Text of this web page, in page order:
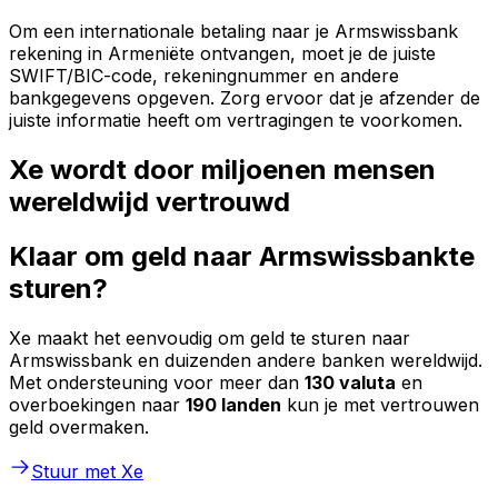
Om een internationale betaling naar je Armswissbank
rekening in Armeniëte ontvangen, moet je de juiste
SWIFT/BIC-code, rekeningnummer en andere
bankgegevens opgeven. Zorg ervoor dat je afzender de
juiste informatie heeft om vertragingen te voorkomen.
Xe wordt door miljoenen mensen
wereldwijd vertrouwd
Klaar om geld naar Armswissbankte
sturen?
Xe maakt het eenvoudig om geld te sturen naar
Armswissbank en duizenden andere banken wereldwijd.
Met ondersteuning voor meer dan 130 valuta en
overboekingen naar 190 landen kun je met vertrouwen
geld overmaken.
Stuur met Xe